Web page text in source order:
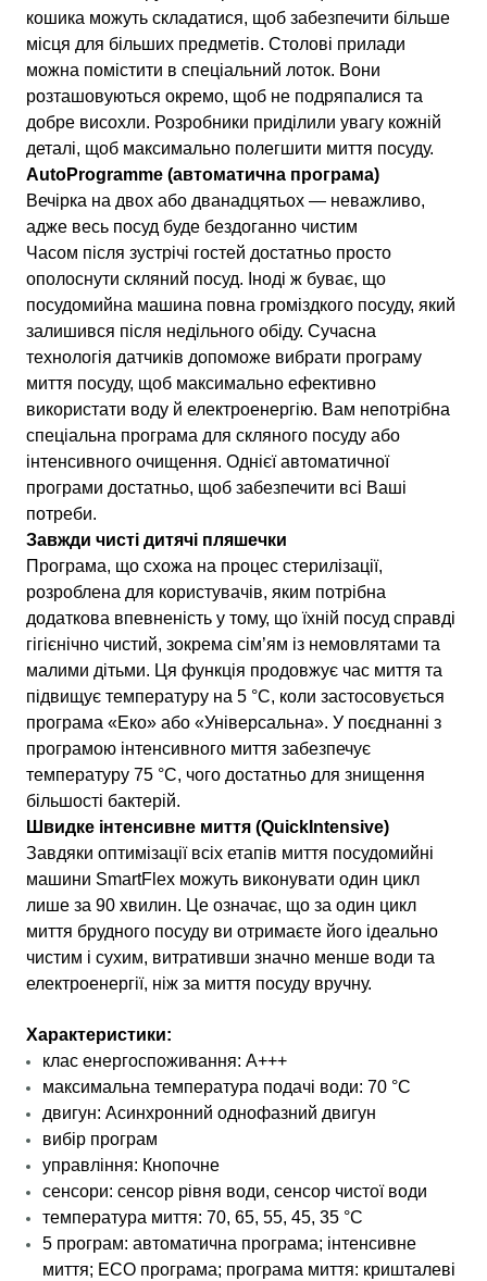
кошика можуть складатися, щоб забезпечити більше
місця для більших предметів. Столові прилади
можна помістити в спеціальний лоток. Вони
розташовуються окремо, щоб не подряпалися та
добре висохли. Розробники приділили увагу кожній
деталі, щоб максимально полегшити миття посуду.
AutoProgramme (автоматична програма)
Вечірка на двох або дванадцятьох — неважливо,
адже весь посуд буде бездоганно чистим
Часом після зустрічі гостей достатньо просто
ополоснути скляний посуд. Іноді ж буває, що
посудомийна машина повна громіздкого посуду, який
залишився після недільного обіду. Сучасна
технологія датчиків допоможе вибрати програму
миття посуду, щоб максимально ефективно
використати воду й електроенергію. Вам непотрібна
спеціальна програма для скляного посуду або
інтенсивного очищення. Однієї автоматичної
програми достатньо, щоб забезпечити всі Ваші
потреби.
Завжди чисті дитячі пляшечки
Програма, що схожа на процес стерилізації,
розроблена для користувачів, яким потрібна
додаткова впевненість у тому, що їхній посуд справді
гігієнічно чистий, зокрема сім’ям із немовлятами та
малими дітьми. Ця функція продовжує час миття та
підвищує температуру на 5 °C, коли застосовується
програма «Еко» або «Універсальна». У поєднанні з
програмою інтенсивного миття забезпечує
температуру 75 °C, чого достатньо для знищення
більшості бактерій.
Швидке інтенсивне миття (QuickIntensive)
Завдяки оптимізації всіх етапів миття посудомийні
машини SmartFlex можуть виконувати один цикл
лише за 90 хвилин. Це означає, що за один цикл
миття брудного посуду ви отримаєте його ідеально
чистим і сухим, витративши значно менше води та
електроенергії, ніж за миття посуду вручну.
Характеристики:
клас енергоспоживання: A+++
максимальна температура подачі води: 70 °C
двигун: Асинхронний однофазний двигун
вибір програм
управління: Кнопочне
сенсори: сенсор рівня води, сенсор чистої води
температура миття: 70, 65, 55, 45, 35 °C
5 програм: автоматична програма; інтенсивне
миття; ЕСО програма; програма миття: кришталеві